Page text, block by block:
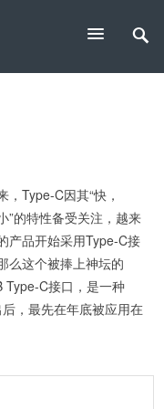
，Type-C因其“快，
”的特性备受关注，越来
产品开始采用Type-C接
么这个被捧上神坛的
Type-C接口，是一种
，最先在年底被应用在